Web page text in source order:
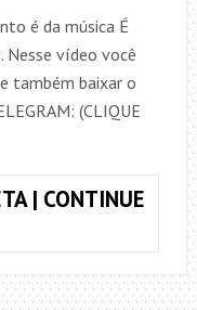
é da música É
Nesse vídeo você
também baixar o
(CLIQUE
| CONTINUE